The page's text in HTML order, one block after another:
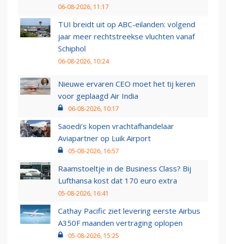
06-08-2026, 11:17
TUI breidt uit op ABC-eilanden: volgend
jaar meer rechtstreekse vluchten vanaf
Schiphol
06-08-2026, 10:24
Nieuwe ervaren CEO moet het tij keren
voor geplaagd Air India
06-08-2026, 10:17
Saoedi’s kopen vrachtafhandelaar
Aviapartner op Luik Airport
05-08-2026, 16:57
Raamstoeltje in de Business Class? Bij
Lufthansa kost dat 170 euro extra
05-08-2026, 16:41
Cathay Pacific ziet levering eerste Airbus
A350F maanden vertraging oplopen
05-08-2026, 15:25